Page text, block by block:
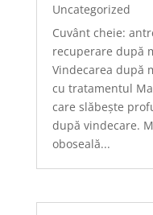
Uncategorized
Cuvânt cheie:
recuperare după
Vindecarea după
cu tratamentul
care slăbește
după vindecare.
oboseală...